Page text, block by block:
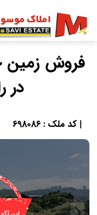
فروش
در
| کد ملک : 698086